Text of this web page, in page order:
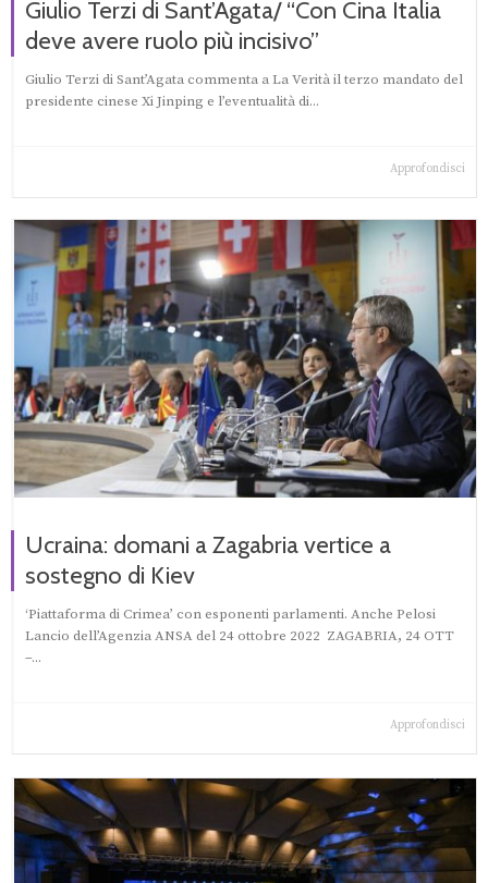
Giulio Terzi di Sant’Agata/ “Con Cina Italia
deve avere ruolo più incisivo”
Giulio Terzi di Sant’Agata commenta a La Verità il terzo mandato del
presidente cinese Xi Jinping e l’eventualità di...
Approfondisci
Ucraina: domani a Zagabria vertice a
sostegno di Kiev
‘Piattaforma di Crimea’ con esponenti parlamenti. Anche Pelosi
Lancio dell’Agenzia ANSA del 24 ottobre 2022 ZAGABRIA, 24 OTT
–...
Approfondisci